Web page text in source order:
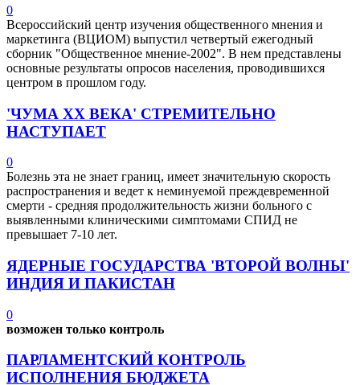
0
Всероссийский центр изучения общественного мнения и
маркетинга (ВЦИОМ) выпустил четвертый ежегодный
сборник "Общественное мнение-2002". В нем представлены
основные результаты опросов населения, проводившихся
центром в прошлом году.
'ЧУМА ХХ ВЕКА' СТРЕМИТЕЛЬНО
НАСТУПАЕТ
0
Болезнь эта не знает границ, имеет значительную скорость
распространения и ведет к неминуемой преждевременной
смерти - средняя продолжительность жизни больного с
выявленными клиническими симптомами СПИД не
превышает 7-10 лет.
ЯДЕРНЫЕ ГОСУДАРСТВА 'ВТОРОЙ ВОЛНЫ'
ИНДИЯ И ПАКИСТАН
0
возможен только контроль
ПАРЛАМЕНТСКИЙ КОНТРОЛЬ
ИСПОЛНЕНИЯ БЮДЖЕТА